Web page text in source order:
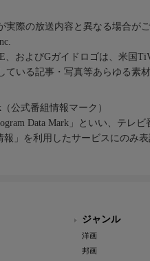
実際の放送内容と異なる場合がご
、およびGガイドロゴは、米国
ている記事・写真等あらゆる素
公式番組情報マーク）
Data Mark」といい、テレ
報」を利用したサービスにのみ
ジャンル
洋画
邦画